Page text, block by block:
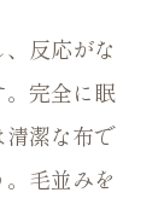
反応がな
。完全に眠
清潔な布で
毛並みを